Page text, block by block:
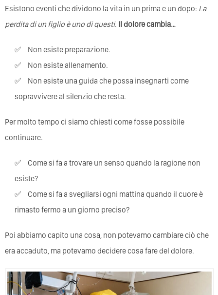
Esistono eventi che dividono la vita in un prima e un dopo: La
perdita di un figlio è uno di questi. Il dolore cambia…
Non esiste preparazione.
Non esiste allenamento.
Non esiste una guida che possa insegnarti come
sopravvivere al silenzio che resta.
Per molto tempo ci siamo chiesti come fosse possibile
continuare.
Come si fa a trovare un senso quando la ragione non
esiste?
Come si fa a svegliarsi ogni mattina quando il cuore è
rimasto fermo a un giorno preciso?
Poi abbiamo capito una cosa, non potevamo cambiare ciò che
era accaduto, ma potevamo decidere cosa fare del dolore.